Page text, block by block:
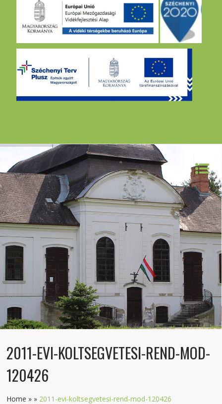
2011-EVI-KOLTSEGVETESI-REND-MOD-
120426
Home » » 2011-evi-koltsegvetesi-rend-mod-120426